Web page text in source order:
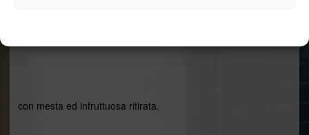
con mesta ed infruttuosa ritirata.